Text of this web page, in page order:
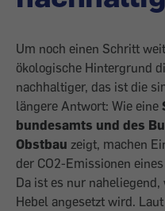
Um noch einen Schritt
ökologische Hinter­grund
nachhaltiger, das ist die
längere Antwort: Wie eine
bundesamts und des
Obstbau zeigt, machen
der CO2-Emissionen
Da ist es nur
Hebel angesetzt wird.